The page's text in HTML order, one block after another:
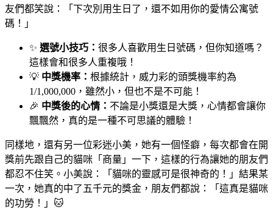
友們都笑說：「下次別用生日了，還不如用你的愛情公寓號
碼！」
✨ 選號小技巧： 很多人喜歡用生日號碼，但你知道嗎？
這樣會和很多人重複哦！
💡 中獎機率： 根據統計，威力彩的頭獎機率約為
1/1,000,000，雖然小，但也不是不可能！
🎉 中獎後的心情： 不論是小獎還是大獎，心情都會讓你
飄飄然，真的是一種不可思議的體驗！
同樣地，還有另一位彩迷小美，她有一個怪癖，每次都會在開
獎前先跟自己的貓咪「商量」一下，這樣的行為讓她的朋友們
都忍不住笑。小美說：「貓咪的靈感可是很神奇的！」結果某
一次，她真的中了五千元的獎金，朋友們都說：「這真是貓咪
的功勞！」🐱